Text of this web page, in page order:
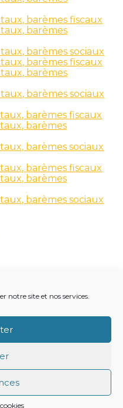
notre site et nos services.
barèmes fiscaux
barèmes
barèmes sociaux
barèmes fiscaux
barèmes
barèmes sociaux
barèmes fiscaux
barèmes
barèmes sociaux
barèmes fiscaux
barèmes
barèmes sociaux
ACTUALITÉ
CONTACT
7